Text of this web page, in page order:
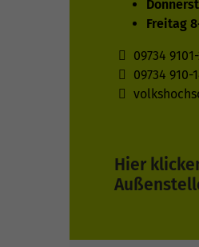
Freitag
09734
09734 910-
Hier